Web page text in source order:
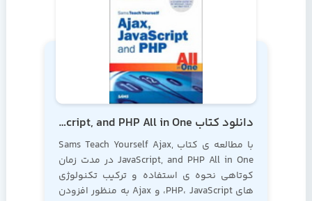
دانلود کتاب Sams Teach Yourself Ajax, JavaScript, and PHP All in One
با مطالعه ی کتاب Sams Teach Yourself Ajax,
JavaScript, and PHP All in One در مدت زمان
کوتاهی نحوه ی استفاده و ترکیب تکنولوژی
های PHP، JavaScript، و Ajax به منظور افزودن